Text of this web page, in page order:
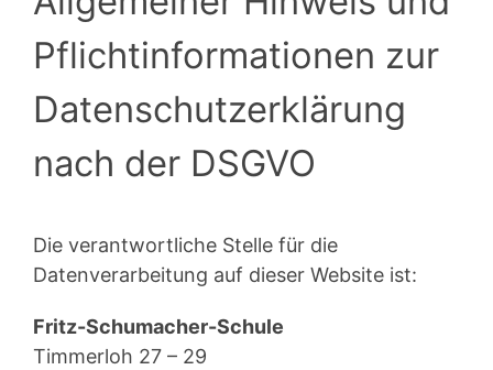
Pflichtinformationen zur
Datenschutzerklärung
nach der DSGVO
Die verantwortliche Stelle für die
Datenverarbeitung auf dieser Website ist:
Fritz-Schumacher-Schule
Timmerloh 27 – 29